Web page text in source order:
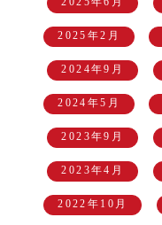
2025年2月
2024年9月
2024年5月
2023年9月
2023年4月
2022年10月